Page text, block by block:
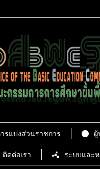
รแบ่งส่วนราชการ ผู้
ติดต่อเรา ระบบและ